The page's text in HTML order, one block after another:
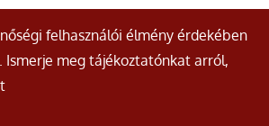
jog fenntartva.
felhasználói élmény érdekében
Ismerje meg tájékoztatónkat arról,